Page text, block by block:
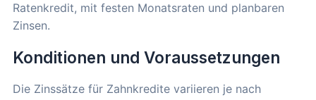
Ratenkredit, mit festen Monatsraten und planbaren
Zinsen.
Konditionen und Voraussetzungen
Die Zinssätze für Zahnkredite variieren je nach